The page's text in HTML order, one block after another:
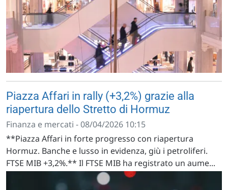
Piazza Affari in rally (+3,2%) grazie alla
riapertura dello Stretto di Hormuz
Finanza e mercati - 08/04/2026 10:15
**Piazza Affari in forte progresso con riapertura
Hormuz. Banche e lusso in evidenza, giù i petroliferi.
FTSE MIB +3,2%.** Il FTSE MIB ha registrato un aume...